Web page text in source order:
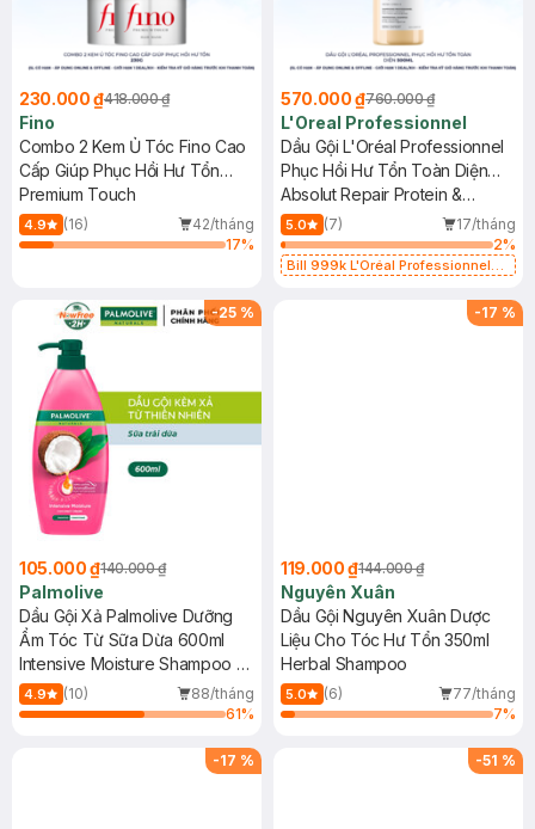
230.000 ₫418.000 ₫
Fino
Combo 2 Kem Ủ Tóc Fino Cao
Cấp Giúp Phục Hồi Hư Tổn
230g
Premium Touch
4.9 (16)
42/tháng
17%
570.000 ₫760.000 ₫
L'Oreal Professionnel
Dầu Gội L'Oréal Professionnel
Phục Hồi Hư Tổn Toàn Diện
500ml
Absolut Repair Protein &
Omega-9 Professional
Shampoo
5.0 (7)
17/tháng
2%
Bill 999k L'Oréal Professionnel
-25 %
105.000 ₫140.000 ₫
Palmolive
Dầu Gội Xả Palmolive Dưỡng
Ẩm Tóc Từ Sữa Dừa 600ml
Intensive Moisture Shampoo +
Conditioner Coconut Cream
4.9 (10)
88/tháng
61%
-17 %
119.000 ₫144.000 ₫
Nguyên Xuân
Dầu Gội Nguyên Xuân Dược
Liệu Cho Tóc Hư Tổn 350ml
Herbal Shampoo
5.0 (6)
77/tháng
7%
-17 % -51 %